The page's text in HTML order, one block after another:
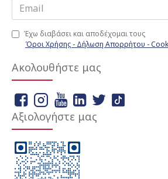
Έχω διαβάσει και αποδέχομαι τους
Όροι Χρήσης - Δήλωση Απορρήτου -
Ακολουθήστε μας
Αξιολογήστε μας